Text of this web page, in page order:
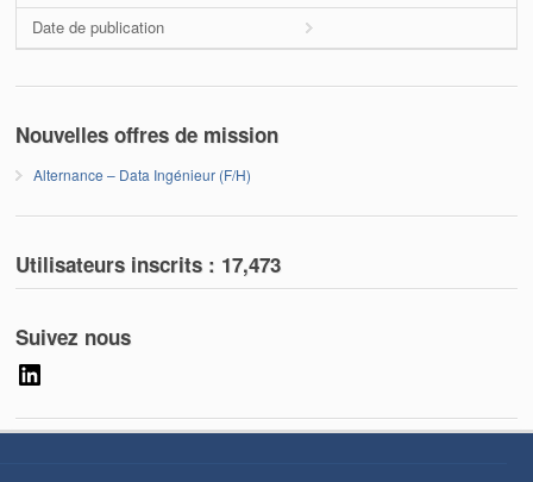
Date de publication
Nouvelles offres de mission
Alternance – Data Ingénieur (F/H)
Utilisateurs inscrits : 17,473
Suivez nous